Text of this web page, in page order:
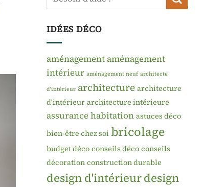
IDÉES DÉCO
aménagementaménagement
intérieur aménagement neuf architecte
d'intérieur architecture architecture
d'intérieur architecture intérieure
assurance habitation astuces déco
bien-être chez soi bricolage
budget déco conseils déco conseils
décoration construction durable
design d'intérieurdesign